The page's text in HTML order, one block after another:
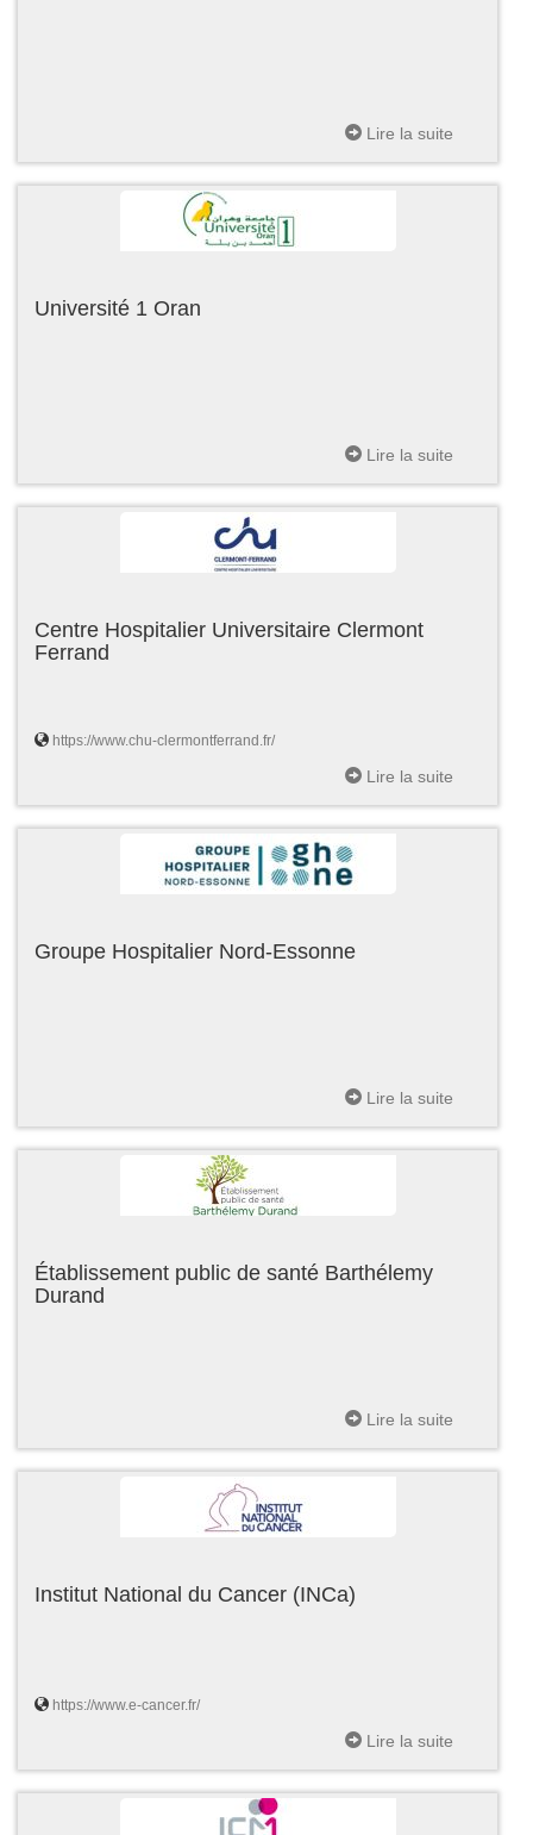
Lire la suite
Université 1 Oran
Lire la suite
Centre Hospitalier Universitaire Clermont
Ferrand
https://www.chu-clermontferrand.fr/
Lire la suite
Groupe Hospitalier Nord-Essonne
Lire la suite
Établissement public de santé Barthélemy
Durand
Lire la suite
Institut National du Cancer (INCa)
https://www.e-cancer.fr/
Lire la suite